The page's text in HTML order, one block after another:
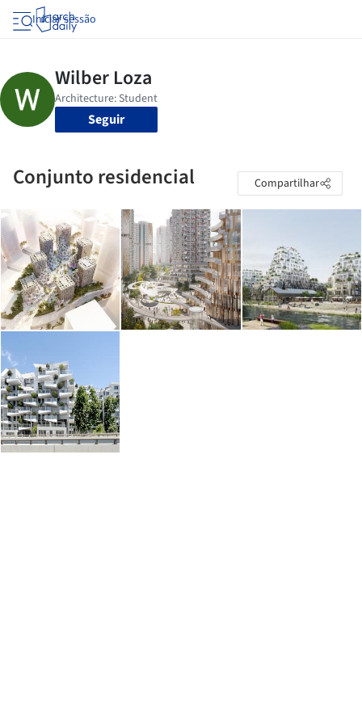
Iniciar sessão
Seguir
Conjunto residencial Compartilhar